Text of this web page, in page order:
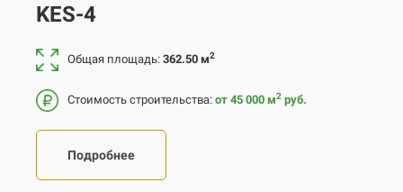
KES-4
Общая площадь: 362.50 м2
Стоимость строительства: от 45 000 м2 руб.
Подробнее